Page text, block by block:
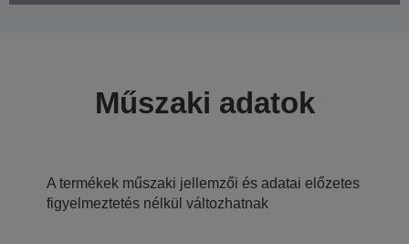
Műszaki adatok
A termékek műszaki jellemzői és adatai előzetes
figyelmeztetés nélkül változhatnak